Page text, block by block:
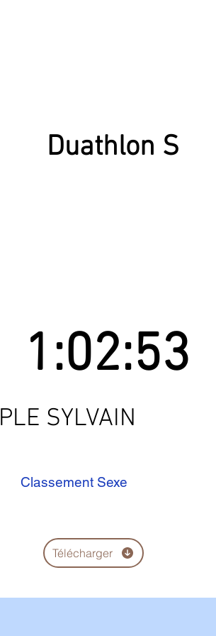
PLE SYLVAIN
1:02:53
Duathlon S
Classement Sexe
Télécharger